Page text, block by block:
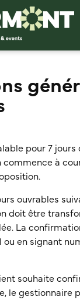
pour 7 jours
commence à
ouvrables
doit être
La
ou en signant
souhaite
le gestionnaire